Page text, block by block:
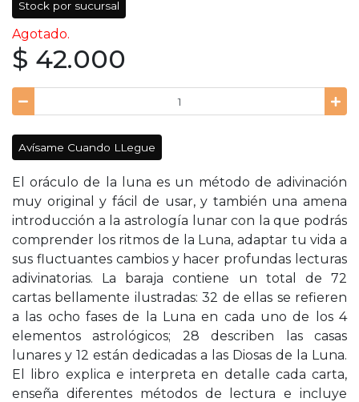
Stock por sucursal
Agotado.
$ 42.000
Avísame Cuando LLegue
El oráculo de la luna es un método de adivinación
muy original y fácil de usar, y también una amena
introducción a la astrología lunar con la que podrás
comprender los ritmos de la Luna, adaptar tu vida a
sus fluctuantes cambios y hacer profundas lecturas
adivinatorias. La baraja contiene un total de 72
cartas bellamente ilustradas: 32 de ellas se refieren
a las ocho fases de la Luna en cada uno de los 4
elementos astrológicos; 28 describen las casas
lunares y 12 están dedicadas a las Diosas de la Luna.
El libro explica e interpreta en detalle cada carta,
enseña diferentes métodos de lectura e incluye